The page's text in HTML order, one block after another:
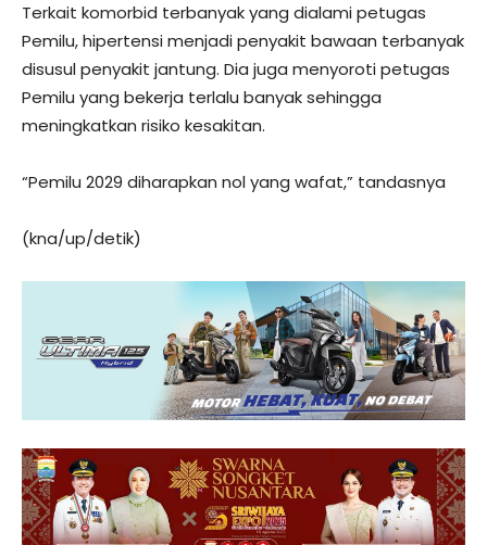
Terkait komorbid terbanyak yang dialami petugas
Pemilu, hipertensi menjadi penyakit bawaan terbanyak
disusul penyakit jantung. Dia juga menyoroti petugas
Pemilu yang bekerja terlalu banyak sehingga
meningkatkan risiko kesakitan.
“Pemilu 2029 diharapkan nol yang wafat,” tandasnya
(kna/up/detik)